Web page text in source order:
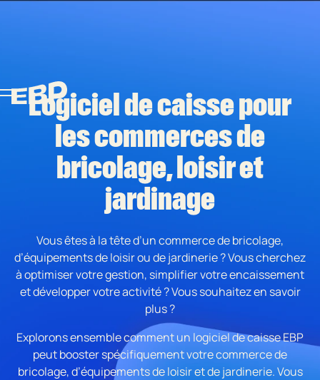
Logiciel de caisse pour
les commerces de
bricolage, loisir et
jardinage
Vous êtes à la tête d’un commerce de bricolage,
d’équipements de loisir ou de jardinerie ? Vous cherchez
à optimiser votre gestion, simplifier votre encaissement
et développer votre activité ? Vous souhaitez en savoir
plus ?
Explorons ensemble comment un logiciel de caisse EBP
peut booster spécifiquement votre commerce de
bricolage, d’équipements de loisir et de jardinerie. Vous